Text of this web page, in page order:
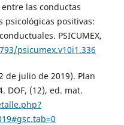
las conductas
psicológicas positivas:
PSICUMEX,
psicumex.v10i1.336
de julio de 2019). Plan
DOF, (12), ed. mat.